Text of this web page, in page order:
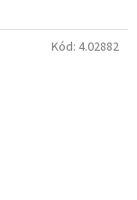
Kód: 4.02882